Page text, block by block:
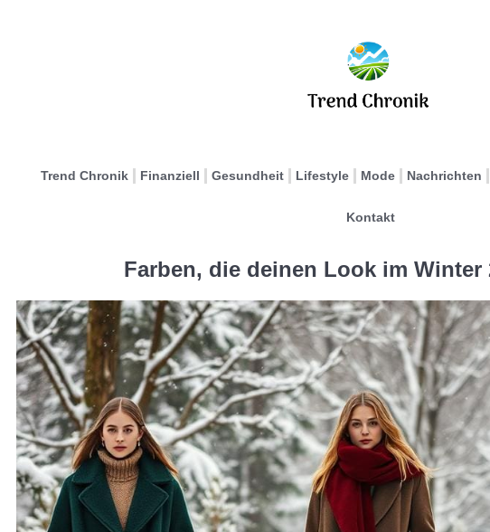
Trend Chronik Finanziell Gesundheit Lifestyle Mode Nachrichten
Kontakt
Farben, die deinen Look im Winter